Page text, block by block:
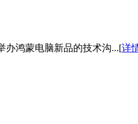
办鸿蒙电脑新品的技术沟...[详